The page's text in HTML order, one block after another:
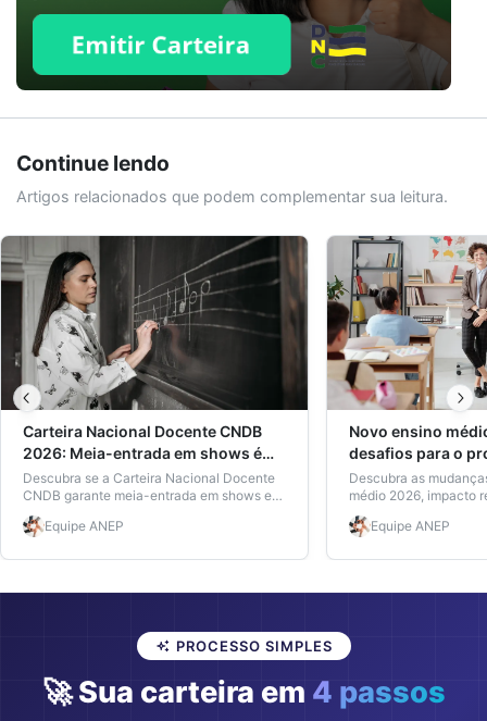
Continue lendo
Artigos relacionados que podem complementar sua leitura.
Carteira Nacional Docente CNDB
2026: Meia-entrada em shows é
direito real?
Descubra se a Carteira Nacional Docente
CNDB garante meia-entrada em shows em
2026, quem tem direito e como solicitar.
Veja vantagens, desafios e o que muda
Equipe ANEP
Novo ensino
desafios para o
portas culturais
Descubra as
médio 2026, impacto
carga horária, matriz
carteira docente
Equipe ANEP
PROCESSO SIMPLES
🚀 Sua carteira em 4 passos